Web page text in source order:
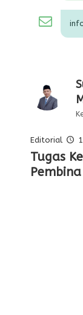
Para
Editorial
Tugas
Editorial
Sekolah